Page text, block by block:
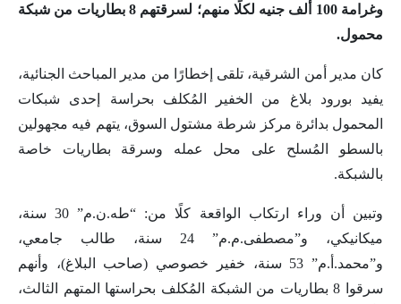
وغرامة 100 ألف جنيه لكلًا منهم؛ لسرقتهم 8 بطاريات من شبكة
محمول.
كان مدير أمن الشرقية، تلقى إخطارًا من مدير المباحث الجنائية،
يفيد بورود بلاغ من الخفير المُكلف بحراسة إحدى شبكات
المحمول بدائرة مركز شرطة مشتول السوق، يتهم فيه مجهولين
بالسطو المُسلح على محل عمله وسرقة بطاريات خاصة
بالشبكة.
وتبين أن وراء ارتكاب الواقعة كلًا من: “طه.ن.م” 30 سنة،
ميكانيكي، و”مصطفى.م.م” 24 سنة، طالب جامعي،
و”محمد.أ.م” 53 سنة، خفير خصوصي (صاحب البلاغ)، وأنهم
سرقوا 8 بطاريات من الشبكة المُكلف بحراستها المتهم الثالث،